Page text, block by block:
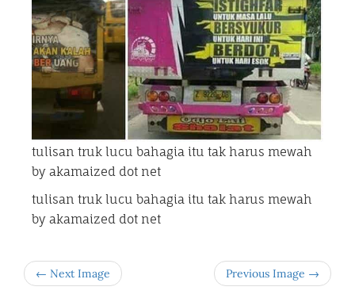
tulisan truk lucu bahagia itu tak harus mewah
by akamaized dot net
tulisan truk lucu bahagia itu tak harus mewah
by akamaized dot net
← Next Image Previous Image →